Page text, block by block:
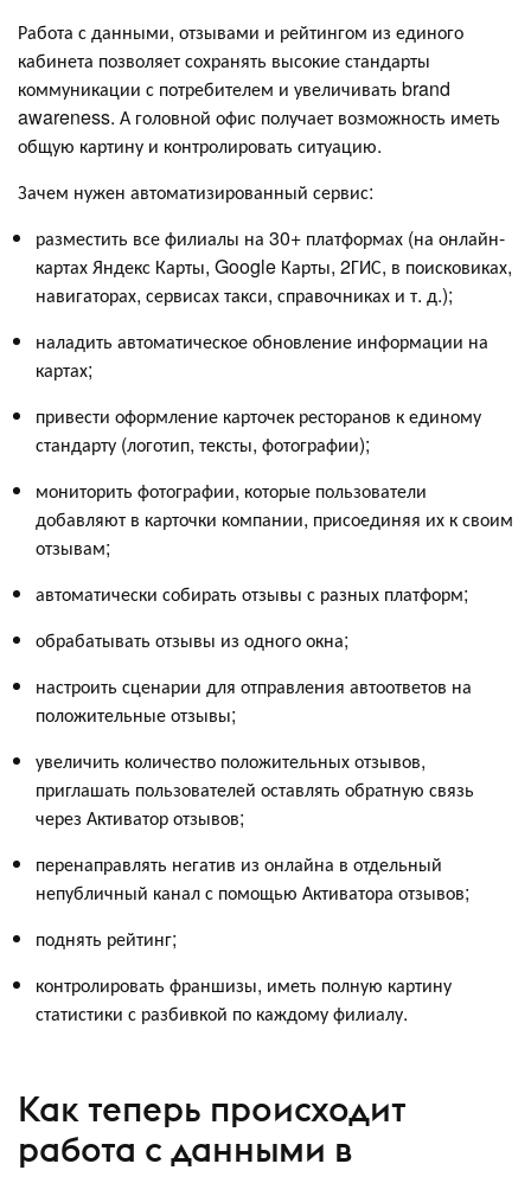
Работа с данными, отзывами и рейтингом из единого
кабинета позволяет сохранять высокие стандарты
коммуникации с потребителем и увеличивать brand
awareness. А головной офис получает возможность иметь
общую картину и контролировать ситуацию.
Зачем нужен автоматизированный сервис:
разместить все филиалы на 30+ платформах (на онлайн-
картах Яндекс Карты, Google Карты, 2ГИС, в поисковиках,
навигаторах, сервисах такси, справочниках и т. д.);
наладить автоматическое обновление информации на
картах;
привести оформление карточек ресторанов к единому
стандарту (логотип, тексты, фотографии);
мониторить фотографии, которые пользователи
добавляют в карточки компании, присоединяя их к своим
отзывам;
автоматически собирать отзывы с разных платформ;
обрабатывать отзывы из одного окна;
настроить сценарии для отправления автоответов на
положительные отзывы;
увеличить количество положительных отзывов,
приглашать пользователей оставлять обратную связь
через Активатор отзывов;
перенаправлять негатив из онлайна в отдельный
непубличный канал с помощью Активатора отзывов;
поднять рейтинг;
контролировать франшизы, иметь полную картину
статистики с разбивкой по каждому филиалу.
Как теперь происходит
работа с данными в